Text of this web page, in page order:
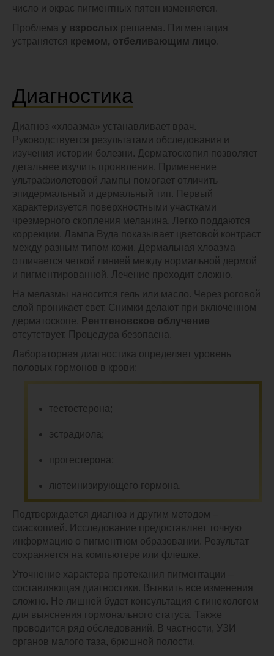
число и окрас пигментных пятен изменяется.
Проблема у взрослых решаема. Пигментация
устраняется кремом, отбеливающим лицо.
Диагностика
Диагноз «хлоазма» устанавливает врач.
Руководствуется результатами обследования и
изучения истории болезни. Дерматоскопия позволяет
детальнее изучить проявления. Применение
ультрафиолетовой лампы помогает отличить
эпидермальный и дермальный тип. Первый
характеризуется поверхностными участками
чрезмерного скопления меланина. Легко поддаются
коррекции. Лампа Вуда показывает цветовой контраст
между разным типом кожи. Дермальная хлоазма
отличается четкой линией между нормальной дермой
и пигментированной. Лечение проходит сложно.
На мелазмы наносится гель или масло. Через роговой
слой проникает свет. Снимки делают при включенном
дерматоскопе. Рентгеновское облучение
отсутствует. Процедура безопасна.
Лабораторная диагностика определяет уровень
половых гормонов в крови:
тестостерона;
эстрадиола;
прогестерона;
лютеинизирующего гормона.
Подтверждается диагноз и другим методом –
сиаскопией. Исследование предоставляет точную
информацию о пигментном образовании. Результат
сохраняется на компьютере или флешке.
Уточнение характера протекания пигментации –
составляющая диагностики. Выявить все изменения
сложно. Не лишней будет консультация с гинекологом
для выяснения гормонального статуса. Также
проводится ряд обследований. В частности, УЗИ
органов малого таза, брюшной полости.